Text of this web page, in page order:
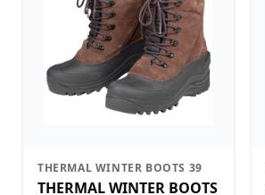
THERMAL WINTER BOOTS 39
THERMAL WINTER BOOTS